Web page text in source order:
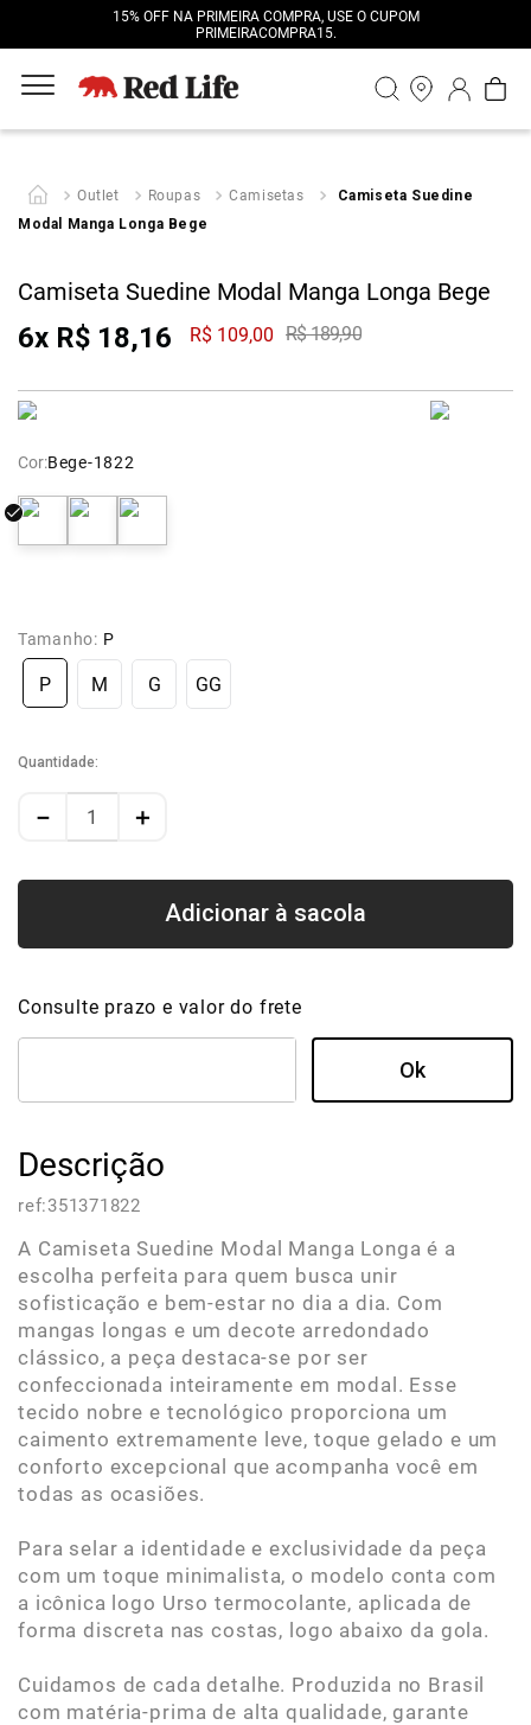
15% OFF NA PRIMEIRA COMPRA, USE O CUPOM
PRIMEIRACOMPRA15.
Outlet Roupas Camisetas
Camiseta Suedine
Modal Manga Longa Bege
Camiseta Suedine Modal Manga Longa Bege
6x R$ 18,16 R$ 109,00 R$189,90
Cor:Bege-1822
Tamanho: P
P M G GG
Quantidade
＋
－
Consulte prazo e valor do frete
Descrição
ref:351371822
A Camiseta Suedine Modal Manga Longa é a
escolha perfeita para quem busca unir
sofisticação e bem-estar no dia a dia. Com
mangas longas e um decote arredondado
clássico, a peça destaca-se por ser
confeccionada inteiramente em modal. Esse
tecido nobre e tecnológico proporciona um
caimento extremamente leve, toque gelado e um
conforto excepcional que acompanha você em
todas as ocasiões.
Para selar a identidade e exclusividade da peça
com um toque minimalista, o modelo conta com
a icônica logo Urso termocolante, aplicada de
forma discreta nas costas, logo abaixo da gola.
Cuidamos de cada detalhe. Produzida no Brasil
com matéria-prima de alta qualidade, garante